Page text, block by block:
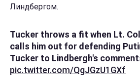
Линдбергом.
Tucker throws a fit when Lt.
calls him out for defending
Tucker to Lindbergh's
pic.twitter.com/QgJGzU1GXf